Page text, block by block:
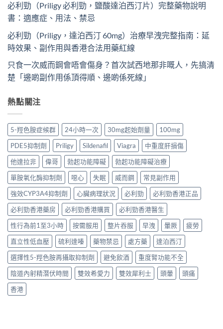
必利勁（Priligy 必利勁，鹽酸達泊西汀片）完整藥物說明
書：適應症、用法、禁忌
必利勁（Priligy，達泊西汀 60mg）治療早洩完整指南：延
時效果、副作用與香港合法用藥紅線
只食一次威而鋼會唔會傷身？首次試西地那非嘅人，先搞清
楚「邊啲副作用係頂得順、邊啲係死線」
熱點關注
5-羥色胺症候群 24小時一次 30mg起始劑量
100mg
PDE5抑制劑
Priligy Sildenafil Viagra
中重度肝損傷
他達拉非
偉哥 勃起功能障礙
勃起功能障礙治療
單胺氧化酶抑制劑
噁心 失眠 威而鋼
常見副作用
強效CYP3A4抑制劑
心臟病理狀況 必利勁
必利勁香港正品
必利勁香港藥房
必利勁香港購買
必利勁香港醫生
性行為前1至3小時
按需服用 整片吞服 早洩 暈厥
疲勞
直立性低血壓
硫利達嗪 藥物禁忌 處方藥
達泊西汀
選擇性5-羥色胺再攝取抑制劑
避免飲酒
重度腎功能不全
陰道內射精潛伏時間
雙效希愛力 雙效犀利士 頭暈
頭痛
香港